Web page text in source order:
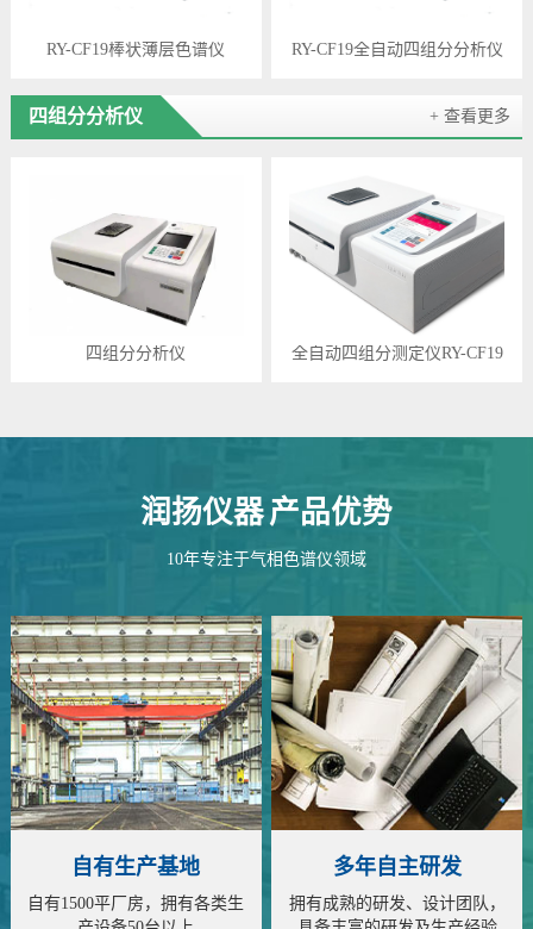
RY-CF19棒状薄层色谱仪 RY-CF19全自动四组分分析仪
+ 查看更多
四组分分析仪
四组分分析仪 全自动四组分测定仪RY-CF19
润扬仪器产品优势
10年专注于气相色谱仪领域
自有生产基地
自有1500平厂房，拥有各类生
多年自主研发
拥有成熟的研发、设计团队，